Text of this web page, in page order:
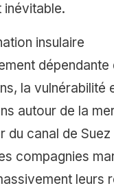
insulaire
dépendante
la vulnérabilité
autour de la
du canal de Suez
compagnies
leurs